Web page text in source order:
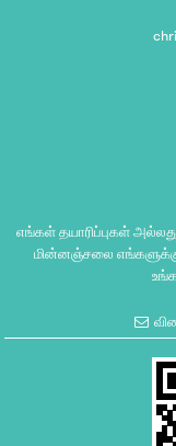
எங்கள் தயாரிப்புகள்
மின்னஞ்சலை